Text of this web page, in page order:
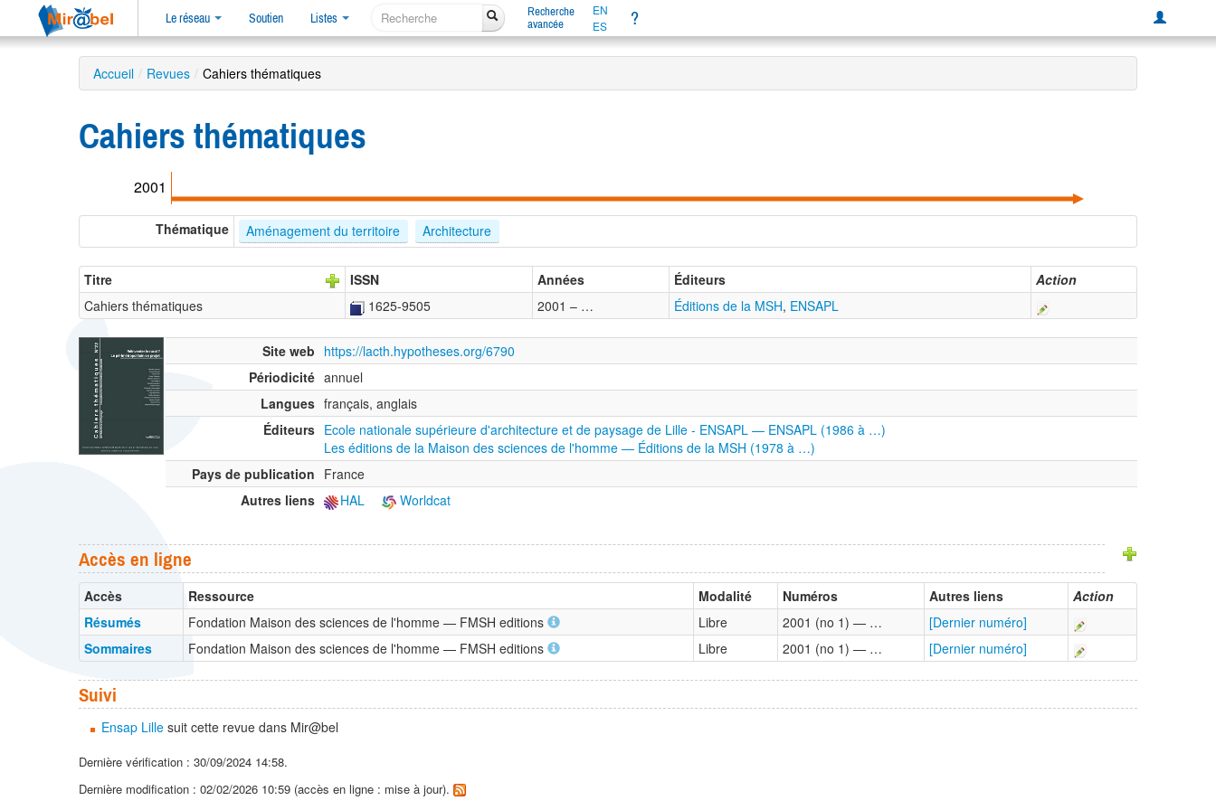
Le réseau Soutien Listes
Recherche
avancée
EN
ES
?
Accueil / Revues / Cahiers thématiques
Cahiers thématiques
2001
Thématique Aménagement du territoire Architecture
Titre ISSN Années Éditeurs
Action
Cahiers thématiques
1625-9505 2001 – … Éditions de la MSH, ENSAPL
Site web https://lacth.hypotheses.org/6790
Périodicité annuel
Langues français, anglais
Éditeurs Ecole nationale supérieure d'architecture et de paysage de Lille - ENSAPL — ENSAPL (1986 à …)
Les éditions de la Maison des sciences de l'homme — Éditions de la MSH (1978 à …)
Pays de publication France
Autres liens
HAL Worldcat
Accès en ligne
Accès Ressource Modalité Numéros Autres liens
Action
Résumés
Fondation Maison des sciences de l'homme — FMSH editions Libre 2001 (no 1) — …
[Dernier numéro]
Sommaires
Fondation Maison des sciences de l'homme — FMSH editions Libre 2001 (no 1) — … [Dernier numéro]
Suivi
Ensap Lille suit cette revue dans Mir@bel
Dernière vérification : 30/09/2024 14:58.
Dernière modification : 02/02/2026 10:59 (accès en ligne : mise à jour).